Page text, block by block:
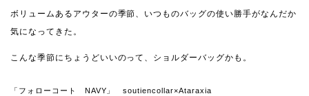
ボリュームあるアウターの季節、いつものバッグの使い勝手がなんだか
気になってきた。
こんな季節にちょうどいいのって、ショルダーバッグかも。
「フォローコート NAVY」 soutiencollar×Ataraxia